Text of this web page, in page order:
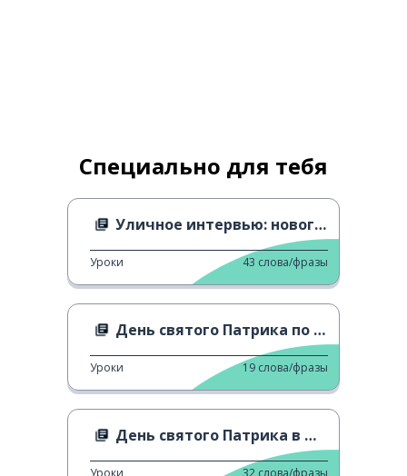
Специально для тебя
Уличное интервью: новогодние обещания
Уроки 43 слова/фразы
День святого Патрика по всему миру
Уроки 19 слова/фразы
День святого Патрика в Мюнхене
Уроки 32 слова/фразы